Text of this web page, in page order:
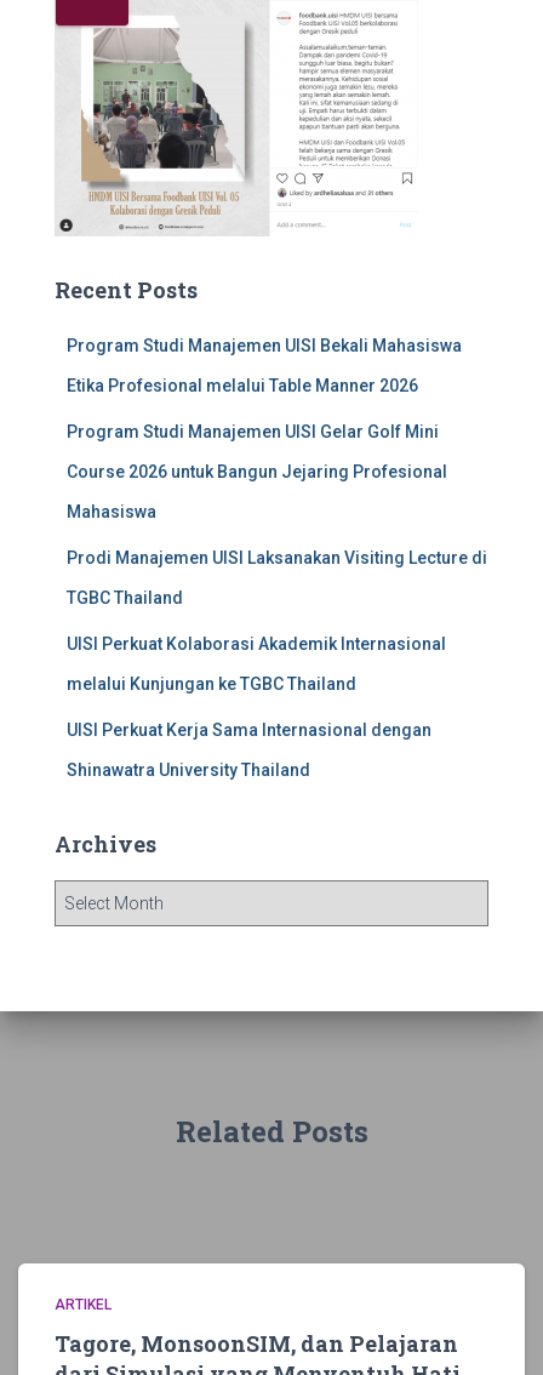
Recent Posts
Program Studi Manajemen UISI Bekali Mahasiswa
Etika Profesional melalui Table Manner 2026
Program Studi Manajemen UISI Gelar Golf Mini
Course 2026 untuk Bangun Jejaring Profesional
Mahasiswa
Prodi Manajemen UISI Laksanakan Visiting Lecture di
TGBC Thailand
UISI Perkuat Kolaborasi Akademik Internasional
melalui Kunjungan ke TGBC Thailand
UISI Perkuat Kerja Sama Internasional dengan
Shinawatra University Thailand
Archives
Related Posts
ARTIKEL
Tagore, MonsoonSIM, dan Pelajaran